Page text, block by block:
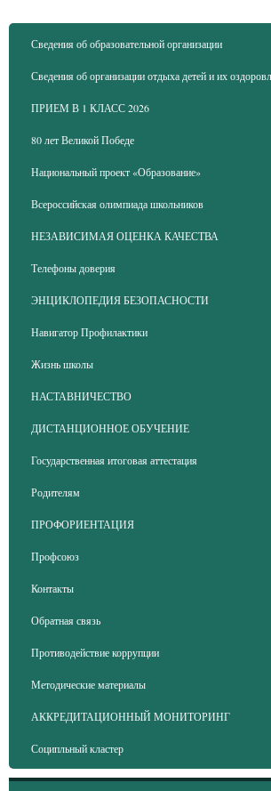
Сведения об образовательной организации
Сведения об организации отдыха детей и их
ПРИЕМ В 1 КЛАСС 2026
80 лет Великой Победе
Национальный проект «Образование»
Всероссийская олимпиада школьников
НЕЗАВИСИМАЯ ОЦЕНКА КАЧЕСТВА
Телефоны доверия
ЭНЦИКЛОПЕДИЯ БЕЗОПАСНОСТИ
Навигатор Профилактики
Жизнь школы
НАСТАВНИЧЕСТВО
ДИСТАНЦИОННОЕ ОБУЧЕНИЕ
Государственная итоговая аттестация
Родителям
ПРОФОРИЕНТАЦИЯ
Профсоюз
Контакты
Обратная связь
Противодействие коррупции
Методические материалы
АККРЕДИТАЦИОННЫЙ МОНИТОРИНГ
Соципльный кластер